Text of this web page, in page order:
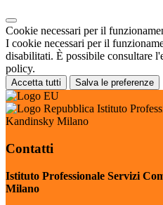
Cookie necessari per il
I cookie necessari per il
disabilitati. È possibile consultare
policy.
Accetta tutti Salva le preferenze
Istituto
Kandinsky Milano
Contatti
Istituto Professionale Servizi
Milano